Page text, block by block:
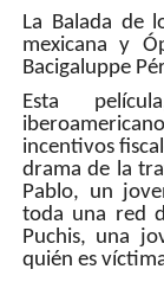
La Balada de
mexicana y
Bacigaluppe
Esta
incentivos
drama de la
Pablo, un
toda una red
Puchis, una
quién es